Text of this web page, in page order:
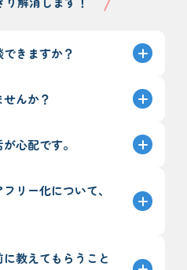
きますか？
んか？
心配です。
リー化について、
教えてもらうこと